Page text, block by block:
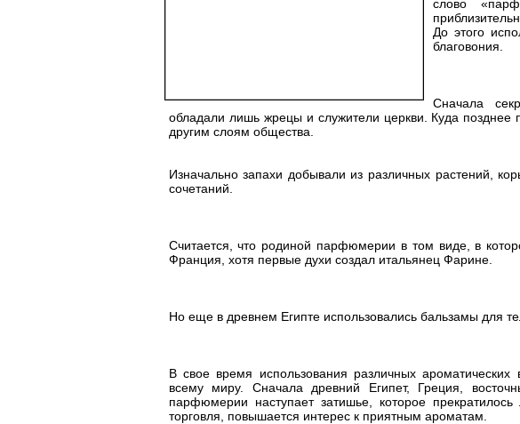
слово
До этого
благовония.
Сначала
обладали лишь жрецы и служители церкви. Куда
другим слоям общества.
Изначально запахи добывали из различных растений,
сочетаний.
Считается, что родиной парфюмерии в том виде, в
Франция, хотя первые духи создал итальянец Фарине.
Но еще в древнем Египте использовались бальзамы для
В свое время использования различных ароматических
всему миру. Сначала древний Египет, Греция,
парфюмерии наступает затишье, которое
торговля, повышается интерес к приятным ароматам.